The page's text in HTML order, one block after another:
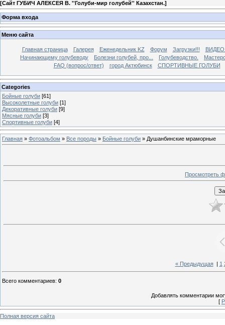
[Сайт ГУБИЧ АЛЕКСЕЯ В. ''Голуби-мир голубей'' Казахстан.]
Форма входа
Меню сайта
Главная страница Галерея Еженедельник KZ Форум Загрузки!!!
Начинающему голубеводу
Болезни голубей, про... Голубеводство.
FAQ (вопрос/ответ)
город Актюбинск СПОРТИВНЫЕ ГОЛУБИ
Categories
Бойные голуби [61]
Высоколетные голуби [1]
Декоративные голуби [9]
Мясные голуби [3]
Спортивные голуби [4]
Главная » Фотоальбом » Все породы » Бойные голуби » Душанбинские мраморные
Просмотреть
« Предыдущая| 1
Всего комментариев: 0
Добавлять комментарии
[
Полная версия сайта